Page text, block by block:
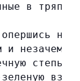
в тряпьё
на
и незачем
степь